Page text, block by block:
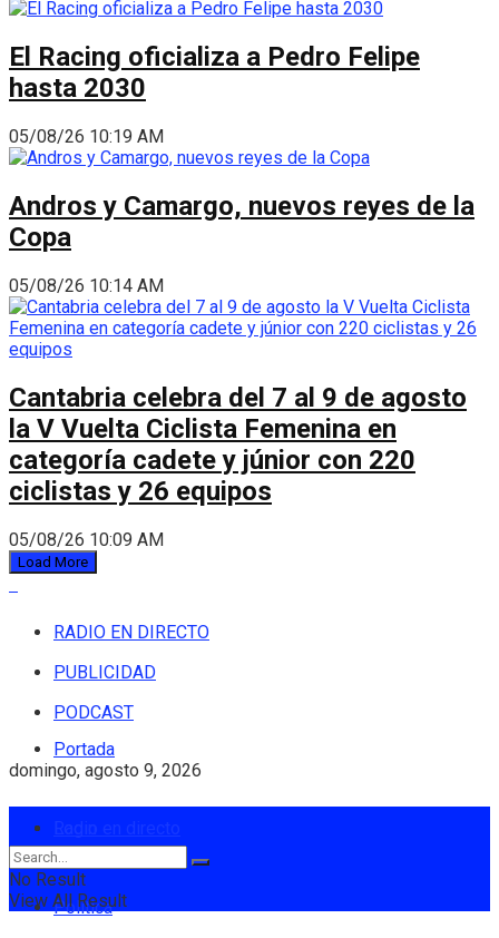
El Racing oficializa a Pedro Felipe
hasta 2030
05/08/26 10:19 AM
Andros y Camargo, nuevos reyes de la
Copa
05/08/26 10:14 AM
Cantabria celebra del 7 al 9 de agosto
la V Vuelta Ciclista Femenina en
categoría cadete y júnior con 220
ciclistas y 26 equipos
05/08/26 10:09 AM
Load More
RADIO EN DIRECTO
PUBLICIDAD
PODCAST
domingo, agosto 9, 2026
Portada
Política
No Result
View All Result